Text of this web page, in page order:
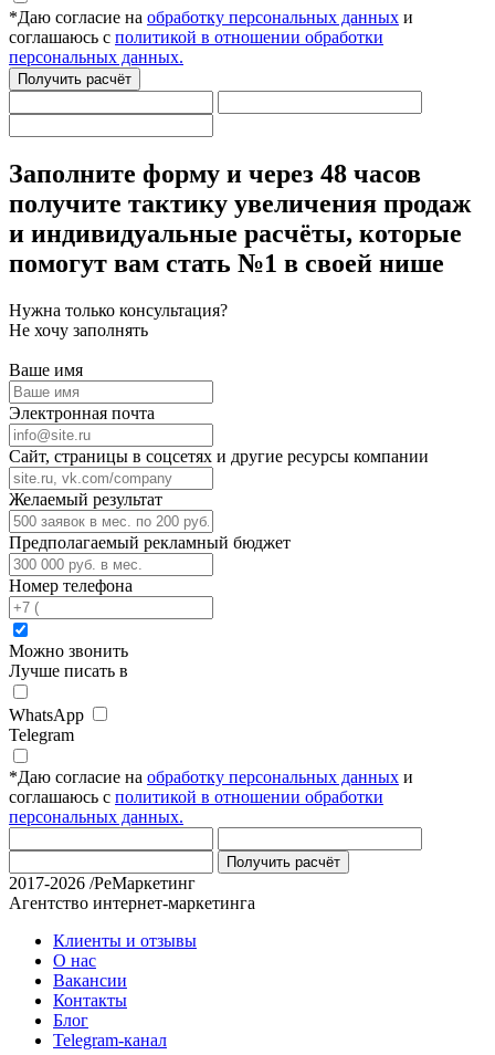
*Даю согласие на обработку персональных данных и
соглашаюсь с политикой в отношении обработки
персональных данных.
Получить расчёт
Заполните форму и через 48 часов
получите тактику увеличения продаж
и индивидуальные расчёты, которые
помогут вам стать №1 в своей нише
Нужна только консультация?
Не хочу заполнять
Ваше имя
Электронная почта
Сайт, страницы в соцсетях и другие ресурсы компании
Желаемый результат
Предполагаемый рекламный бюджет
Номер телефона
Можно звонить
Лучше писать в
WhatsApp
Telegram
*Даю согласие на обработку персональных данных и
соглашаюсь с политикой в отношении обработки
персональных данных.
Получить расчёт
2017-2026 /РеМаркетинг
Агентство интернет-маркетинга
Клиенты и отзывы
О нас
Вакансии
Контакты
Блог
Telegram-канал